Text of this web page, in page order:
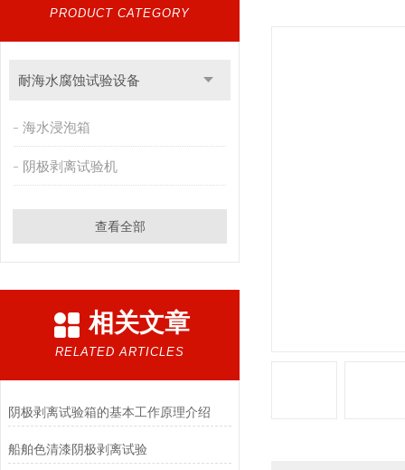
PRODUCT CATEGORY
耐海水腐蚀试验设备
海水浸泡箱
阴极剥离试验机
查看全部
相关文章
RELATED ARTICLES
阴极剥离试验箱的基本工作原理介绍
船舶色清漆阴极剥离试验